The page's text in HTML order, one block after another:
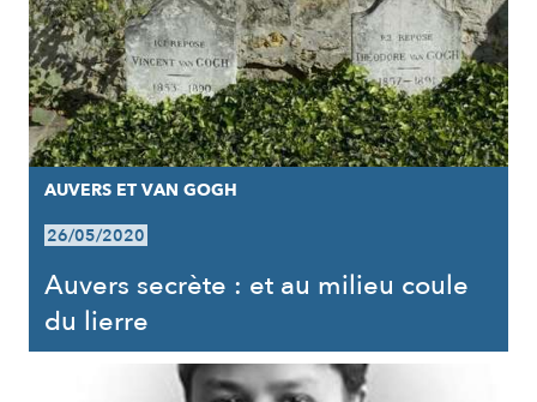
AUVERS ET VAN GOGH
26/05/2020
Auvers secrète : et au milieu coule
du lierre